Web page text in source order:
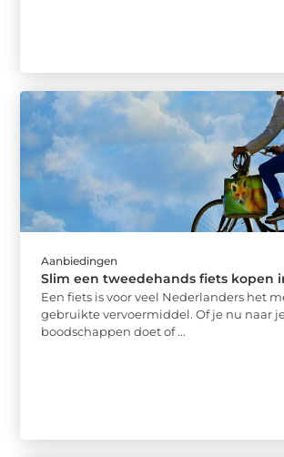
Aanbiedingen
Slim een tweedehands fiets kopen
Een fiets is voor veel Nederlanders het
gebruikte vervoermiddel. Of je nu naar
boodschappen doet of ...